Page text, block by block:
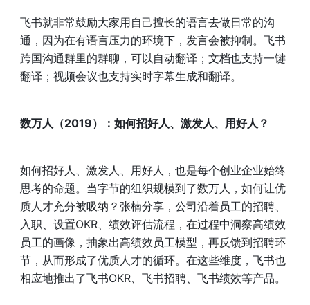
飞书就非常鼓励大家用自己擅长的语言去做日常的沟
通，因为在有语言压力的环境下，发言会被抑制。飞书
跨国沟通群里的群聊，可以自动翻译；文档也支持一键
翻译；视频会议也支持实时字幕生成和翻译。
数万人（2019）：如何招好人、激发人、用好人？
如何招好人、激发人、用好人，也是每个创业企业始终
思考的命题。当字节的组织规模到了数万人，如何让优
质人才充分被吸纳？张楠分享，公司沿着员工的招聘、
入职、设置OKR、绩效评估流程，在过程中洞察高绩效
员工的画像，抽象出高绩效员工模型，再反馈到招聘环
节，从而形成了优质人才的循环。在这些维度，飞书也
相应地推出了飞书OKR、飞书招聘、飞书绩效等产品。